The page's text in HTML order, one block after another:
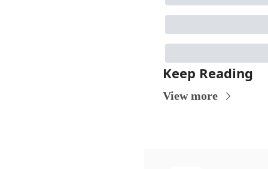
Keep Reading
View more